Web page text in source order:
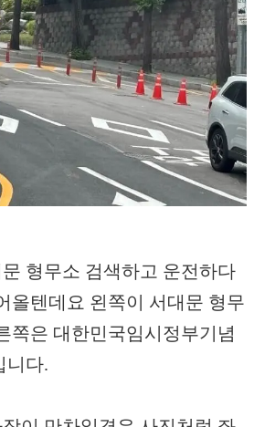
형무소 검색하고 운전하다
올텐데요 왼쪽이 서대문 형무
쪽은 대한민국임시정부기념
니다.